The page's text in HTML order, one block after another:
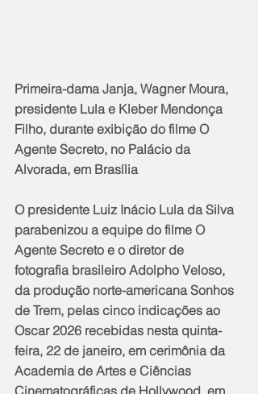
Primeira-dama Janja, Wagner Moura,
presidente Lula e Kleber Mendonça
Filho, durante exibição do filme O
Agente Secreto, no Palácio da
Alvorada, em Brasília
O presidente Luiz Inácio Lula da Silva
parabenizou a equipe do filme O
Agente Secreto e o diretor de
fotografia brasileiro Adolpho Veloso,
da produção norte-americana Sonhos
de Trem, pelas cinco indicações ao
Oscar 2026 recebidas nesta quinta-
feira, 22 de janeiro, em cerimônia da
Academia de Artes e Ciências